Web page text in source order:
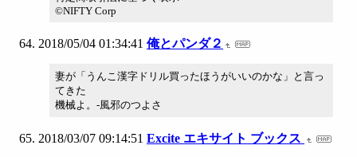
©NIFTY Corp
2018/05/04 01:34:41 俺とパンダ２
妻が「うんこ漢字ドリル買ったほうがいいのかな」と言っ
てきた
機械よ。-風邪のつよさ
2018/03/07 09:14:51 Excite エキサイト ブックス